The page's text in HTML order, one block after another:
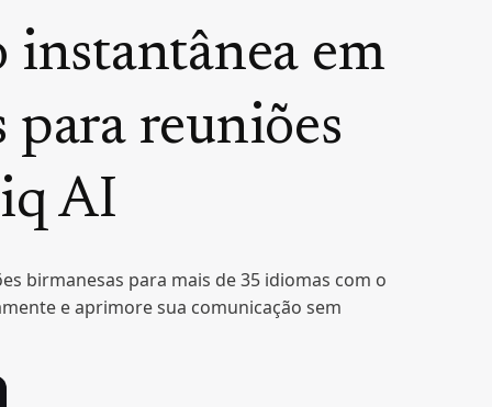
instantânea em
para reuniões
AI
birmanesas para mais de 35 idiomas com o
e aprimore sua comunicação sem